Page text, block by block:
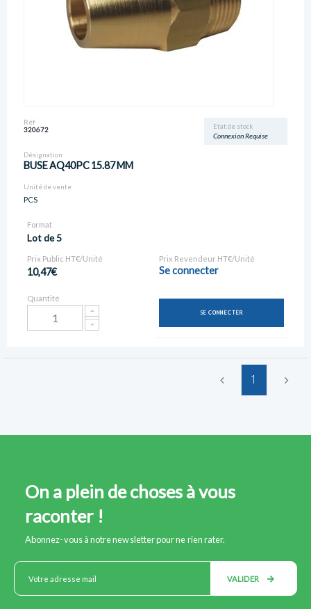
Etat de stock
Connexion Requise
Réf
320672
Désignation
BUSE AQ40PC 15.87 MM
Unité de vente
PCS
Format
Lot de 5
Prix Public HT€/Unité
10,47€
Prix Revendeur HT€/Unité
Se connecter
Quantité
SE CONNECTER
1
On a plein de choses à vous
raconter !
Abonnez-vous à notre newsletter pour ne rien rater.
VALIDER